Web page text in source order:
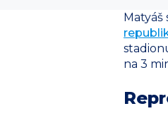
na 3